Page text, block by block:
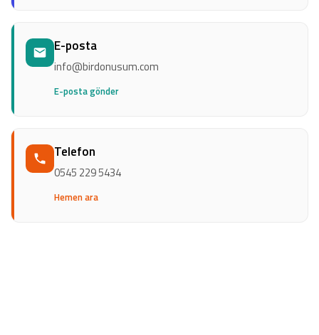
E-posta
info@birdonusum.com
E-posta gönder
Telefon
0545 229 5434
Hemen ara